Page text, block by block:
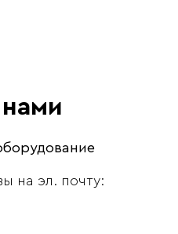
на эл. почту: